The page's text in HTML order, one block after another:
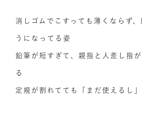
消しゴムでこすっても薄くならず
うになってる姿
鉛筆が短すぎて、親指と人差し指
る
定規が割れてても「まだ使えるし